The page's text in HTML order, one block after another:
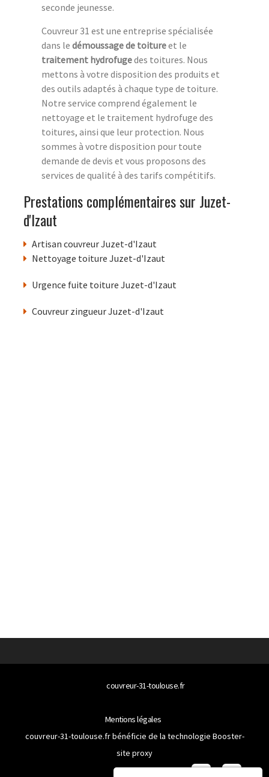
seconde jeunesse.
Couvreur 31 est une entreprise spécialisée
dans le démoussage de toitureet le
traitement hydrofugedes toitures. Nous
mettons à votre disposition des produits et
des outils adaptés à chaque type de toiture.
Notre service comprend également le
nettoyage et le traitement hydrofuge des
toitures, ainsi que leur protection. Nous
sommes à votre disposition pour toute
demande de devis et vous proposons des
services de qualité à des tarifs compétitifs.
Prestations complémentaires sur Juzet-
d'Izaut
Artisan couvreur Juzet-d'Izaut
Nettoyage toiture Juzet-d'Izaut
Urgence fuite toiture Juzet-d'Izaut
Couvreur zingueur Juzet-d'Izaut
couvreur-31-toulouse.fr
Mentions légales
couvreur-31-toulouse.fr bénéficie de la technologie Booster-
site proxy